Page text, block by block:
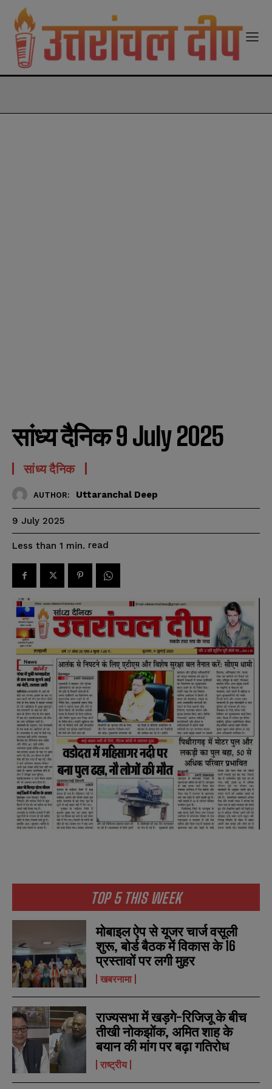
TOP 5 THIS WEEK
मोबाइल ऐप से यूजर चार्ज वसूली
शुरू, बोर्ड बैठक में विकास के 16
प्रस्तावों पर लगी मुहर
खबरनामा
राज्यसभा में खड़गे-रिजिजू के बीच
तीखी नोकझोंक, अमित शाह के
बयान की मांग पर बढ़ा गतिरोध
राष्ट्रीय
सांध्य दैनिक 9 July 2025
सांध्य दैनिक
AUTHOR: Uttaranchal Deep
9 July 2025
Less than 1 min. read